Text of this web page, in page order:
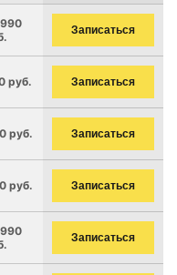
Записаться
руб. Записаться
руб. Записаться
руб. Записаться
Записаться